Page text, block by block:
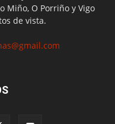
Miño, O Porriño y Vigo
de vista.